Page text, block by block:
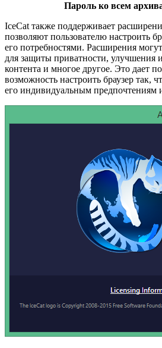
Пароль ко всем
IceCat также поддерживает
позволяют пользователю настроить
его потребностями. Расширения
для защиты приватности, улучшения
контента и многое другое. Это дает
возможность настроить браузер так,
его индивидуальным предпочтениям